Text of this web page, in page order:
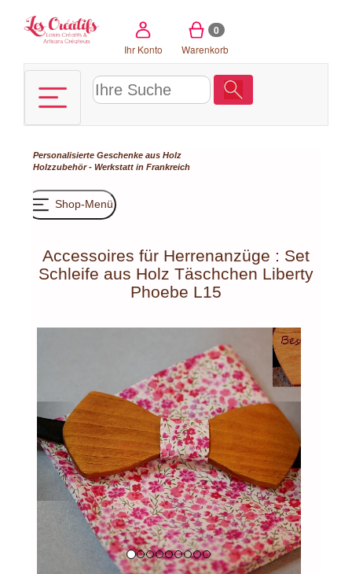
Ihr Konto
0
Warenkorb
Personalisierte Geschenke aus Holz
Holzzubehör - Werkstatt in Frankreich
Shop-Menü
Accessoires für Herrenanzüge : Set
Schleife aus Holz Täschchen Liberty
Phoebe L15
Previous Next